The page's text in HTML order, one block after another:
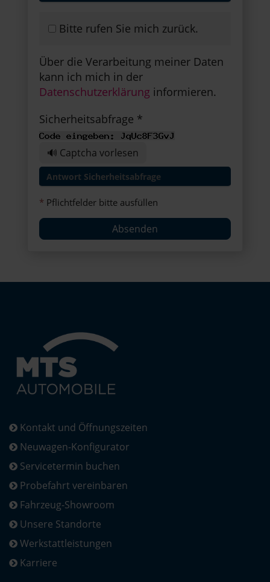
Bitte rufen Sie mich zurück.
Über die Verarbeitung meiner Daten
kann ich mich in der
Datenschutzerklärung informieren.
Sicherheitsabfrage *
🔊 Captcha vorlesen
* Pflichtfelder bitte ausfüllen
Absenden
Kontakt und Öffnungszeiten
Neuwagen-Konfigurator
Servicetermin buchen
Probefahrt vereinbaren
Fahrzeug-Showroom
Unsere Standorte
Werkstattleistungen
Karriere